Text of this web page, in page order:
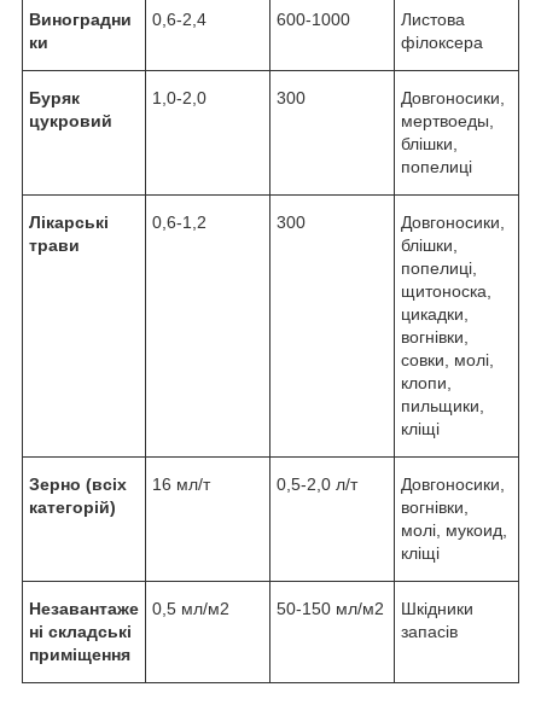
Виноградни
ки
0,6-2,4 600-1000
Листова
філоксера
Буряк
цукровий
1,0-2,0 300
Довгоносики,
мертвоеды,
блішки,
попелиці
Лікарські
трави
0,6-1,2 300
Довгоносики,
блішки,
попелиці,
щитоноска,
цикадки,
вогнівки,
совки, молі,
клопи,
пильщики,
кліщі
Зерно (всіх
категорій)
16 мл/т 0,5-2,0 л/т
Довгоносики,
вогнівки,
молі, мукоид,
кліщі
Незавантаже
ні складські
приміщення
0,5 мл/м2 50-150 мл/м2
Шкідники
запасів